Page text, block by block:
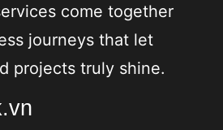
come together
journeys that let
projects truly shine.